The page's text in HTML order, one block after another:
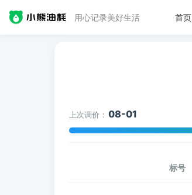
用心记录美好生活 首页
上次调价： 08-01
标号